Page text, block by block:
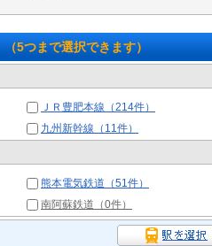
（5つまで選択できます）
ＪＲ豊肥本線（214件）
九州新幹線（11件）
熊本電気鉄道（51件）
南阿蘇鉄道（0件）